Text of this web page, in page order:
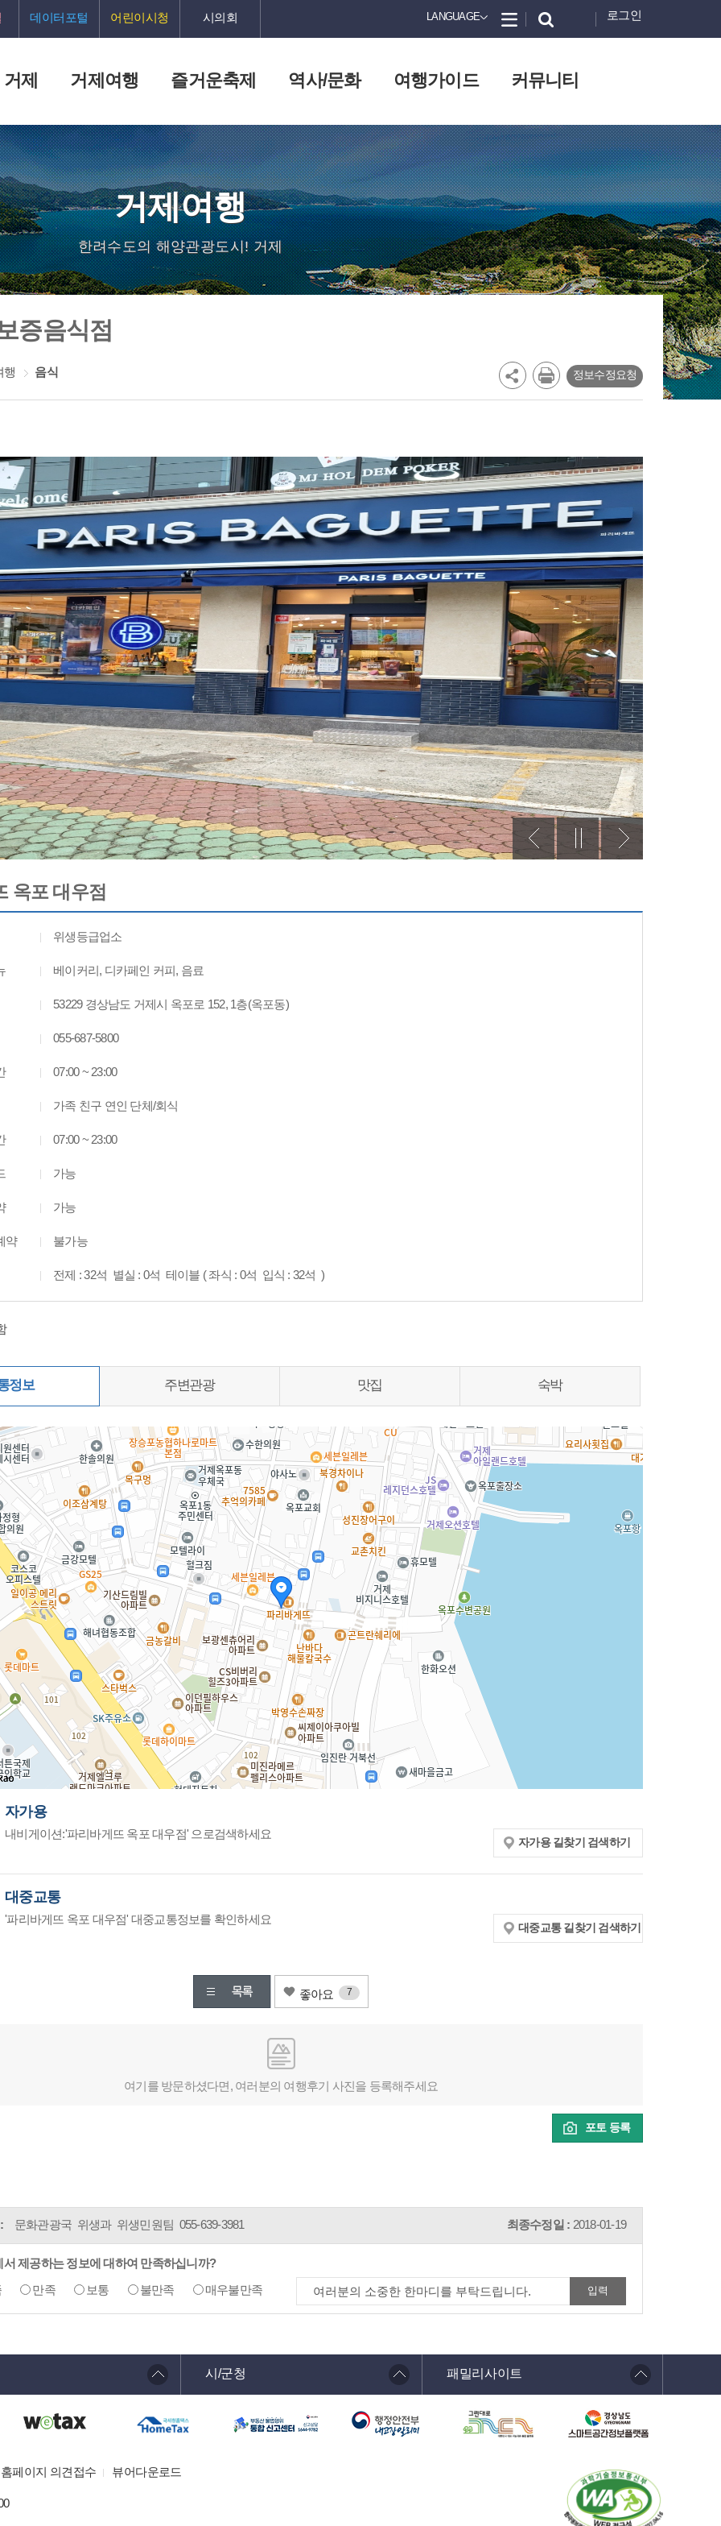
데이터포털 어린이시청 시의회 LANGUAGE 로그인
제 거제여행 즐거운축제 역사/문화 여행가이드 커뮤니티
거제여행
한려수도의 해양관광도시! 거제
증음식점
행 음식 정보수정요청
옥포 대우점
위생등급업소
베이커리, 디카페인 커피, 음료
53229 경상남도 거제시 옥포로 152, 1층(옥포동)
055-687-5800
07:00 ~ 23:00
가족 친구 연인 단체/회식
07:00 ~ 23:00
가능
가능
약 불가능
전제 : 32석 별실 : 0석 테이블 ( 좌식 : 0석 입식 : 32석 )
정보 주변관광 맛집 숙박
자가용
내비게이션:'파리바게뜨 옥포 대우점' 으로검색하세요
자가용 길찾기 검색하기
대중교통
'파리바게뜨 옥포 대우점' 대중교통정보를 확인하세요
대중교통 길찾기 검색하기
좋아요 7
여기를 방문하셨다면, 여러분의 여행후기 사진을 등록해주세요
포토 등록
문화관광국 위생과 위생민원팀 055-639-3981 최종수정일 : 2018-01-19
서 제공하는 정보에 대하여 만족하십니까?
만족 보통 불만족 매우불만족
시/군청 패밀리사이트
홈페이지 의견접수 뷰어다운로드